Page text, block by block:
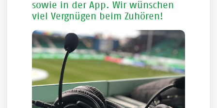
sowie in der App. Wir wünschen
viel Vergnügen beim Zuhören!